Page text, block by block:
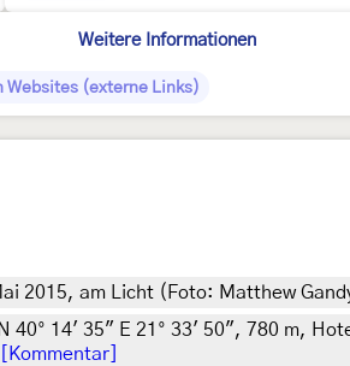
Weitere Informationen
Websites (externe Links)
2015, am Licht (Foto: Matthew
40° 14' 35" E 21° 33' 50", 780 m,
[Kommentar]